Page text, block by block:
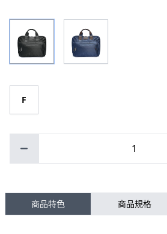
F
1
商品特色 商品規格